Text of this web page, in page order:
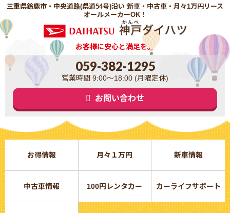
三重県鈴鹿市・中央道路(県道54号)沿い 新車・中古車・月々1万円リース
オールメーカーOK！
お客様に安心と満足を。
059-382-1295
営業時間 9:00～18:00 (月曜定休)
お問い合わせ
お得情報 月々１万円 新車情報
中古車情報 100円レンタカー カーライフサポート